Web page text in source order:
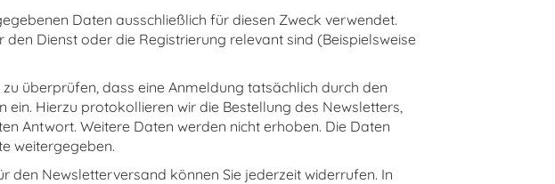
Daten ausschließlich für diesen Zweck verwendet.
Dienst oder die Registrierung relevant sind (Beispielsweise
überprüfen, dass eine Anmeldung tatsächlich durch den
Hierzu protokollieren wir die Bestellung des Newsletters,
Antwort. Weitere Daten werden nicht erhoben. Die Daten
weitergegeben.
den Newsletterversand können Sie jederzeit widerrufen. In